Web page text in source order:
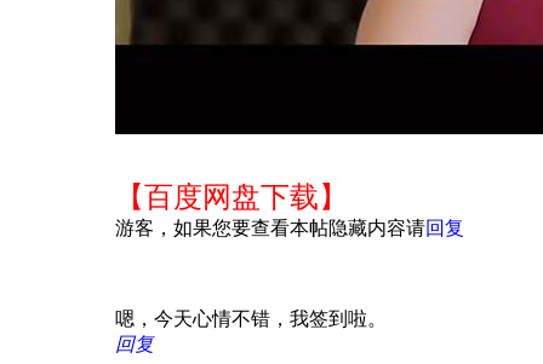
【百度网盘下载】
游客，如果您要查看本帖隐藏内容请回复
嗯，今天心情不错，我签到啦。
回复